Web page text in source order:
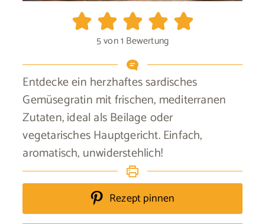
5von 1 Bewertung
Entdecke ein herzhaftes sardisches
Gemüsegratin mit frischen, mediterranen
Zutaten, ideal als Beilage oder
vegetarisches Hauptgericht. Einfach,
aromatisch, unwiderstehlich!
Rezept pinnen